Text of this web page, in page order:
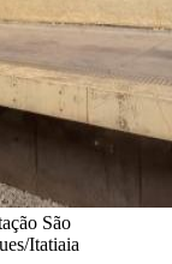
São
Itatiaia